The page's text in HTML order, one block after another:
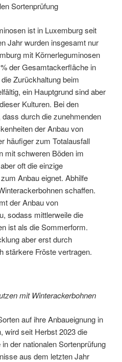
Sortenprüfung
ist in Luxemburg seit
Jahr wurden insgesamt nur
mit Körnerleguminosen
der Gesamtackerfläche in
Zurückhaltung beim
ein Hauptgrund sind aber
Kulturen. Bei den
durch die zunehmenden
der Anbau von
häufiger zum Totalausfall
mit schweren Böden im
oft die einzige
Anbau eignet. Abhilfe
schaffen.
der Anbau von
sodass mittlerweile die
ist als die Sommerform.
aber erst durch
stärkere Fröste vertragen.
mit Winterackerbohnen
auf ihre Anbaueignung in
wird seit Herbst 2023 die
der nationalen Sortenprüfung
aus dem letzten Jahr